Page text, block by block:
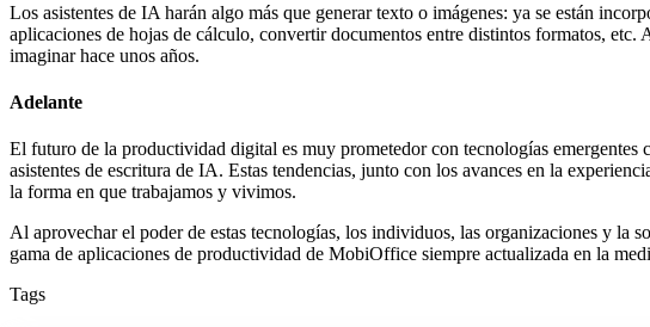
Los asistentes de IA harán algo más que generar texto o imágenes: ya se están
aplicaciones de hojas de cálculo, convertir documentos entre distintos formatos,
imaginar hace unos años.
Adelante
El futuro de la productividad digital es muy prometedor con tecnologías
asistentes de escritura de IA. Estas tendencias, junto con los avances en la
la forma en que trabajamos y vivimos.
Al aprovechar el poder de estas tecnologías, los individuos, las organizaciones y la
gama de aplicaciones de productividad de MobiOffice siempre actualizada en la
Tags